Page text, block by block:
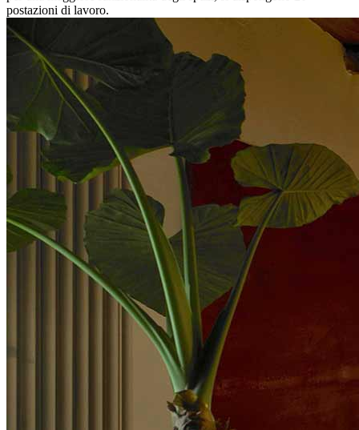
postazioni di lavoro.